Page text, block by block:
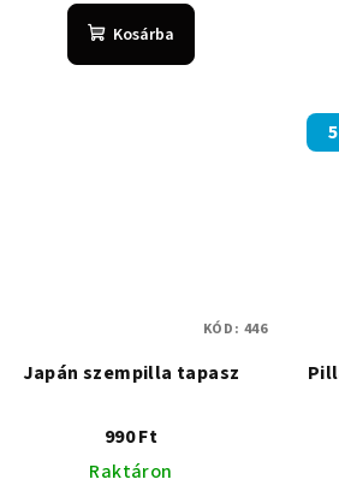
Kosárba
Japán szempilla tapasz
990 Ft
Raktáron
KÓD: 446